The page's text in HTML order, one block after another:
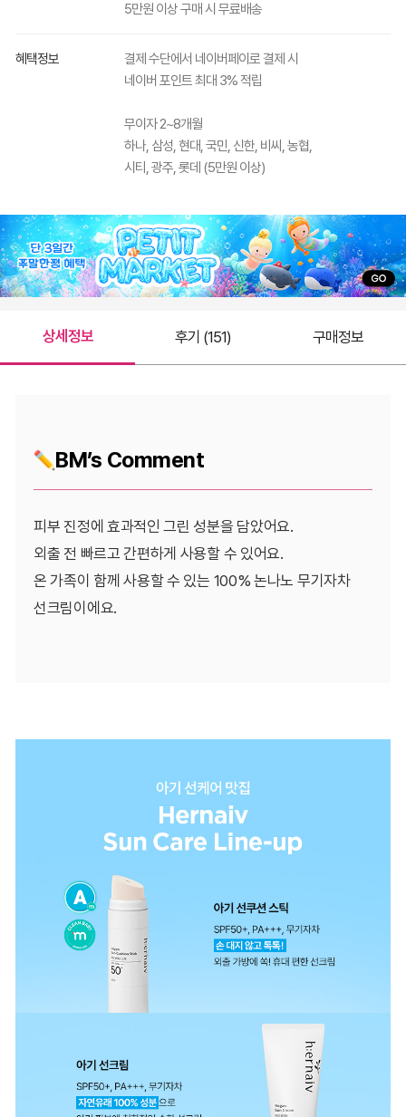
5만원 이상 구매 시 무료배송
혜택정보
결제 수단에서 네이버페이로 결제 시
네이버 포인트 최대 3% 적립
무이자 2~8개월
하나, 삼성, 현대, 국민, 신한, 비씨, 농협,
시티, 광주, 롯데 (5만원 이상)
상세정보 후기 (151) 구매정보
BM’s Comment
피부 진정에 효과적인 그린 성분을 담았어요.
외출 전 빠르고 간편하게 사용할 수 있어요.
온 가족이 함께 사용할 수 있는 100% 논나노 무기자차
선크림이에요.